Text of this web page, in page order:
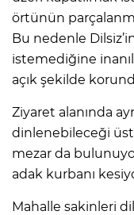
örtünün
Bu nedenle
istemediğine
açık şekilde
Ziyaret alanında
dinlenebileceği
mezar da
adak kurbanı
Mahalle sakinleri